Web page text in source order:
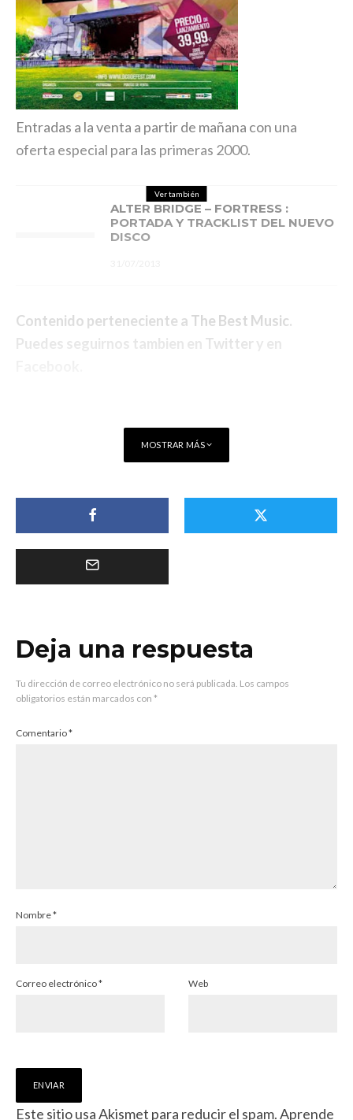
Entradas a la venta a partir de mañana con una
oferta especial para las primeras 2000.
Ver también
ALTER BRIDGE – FORTRESS :
PORTADA Y TRACKLIST DEL NUEVO
DISCO
Contenido perteneciente a The Best Music.
Puedes seguirnos tambien en Twitter y en
MOSTRAR MÁS
Deja una respuesta
Tu dirección de correo electrónico no será publicada. Los campos
obligatorios están marcados con *
Comentario*
Nombre*
Correo electrónico* Web
Este sitio usa Akismet para reducir el spam.Aprende